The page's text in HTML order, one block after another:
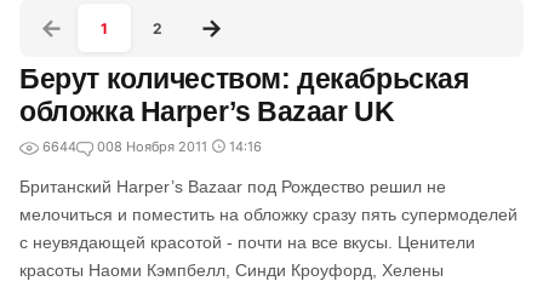
1 2
Берут количеством: декабрьская
обложка Harper’s Bazaar UK
6644 008 Ноября 2011 14:16
Британский Harper’s Bazaar под Рождество решил не
мелочиться и поместить на обложку сразу пять супермоделей
с неувядающей красотой - почти на все вкусы. Ценители
красоты Наоми Кэмпбелл, Синди Кроуфорд, Хелены